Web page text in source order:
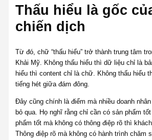
Thấu hiểu là gốc
chiến dịch
Từ đó, chữ “thấu hiểu” trở thành trung tâm
Khải Mỹ. Không thấu hiểu thì dữ liệu chỉ là
hiểu thì content chỉ là chữ. Không thấu hiểu
tiếng hét giữa đám đông.
Đây cũng chính là điểm mà nhiều doanh
bỏ qua. Họ nghĩ rằng chỉ cần có sản phẩm
phẩm tốt mà không có thông điệp rõ thì
Thông điệp rõ mà không có hành trình chăm